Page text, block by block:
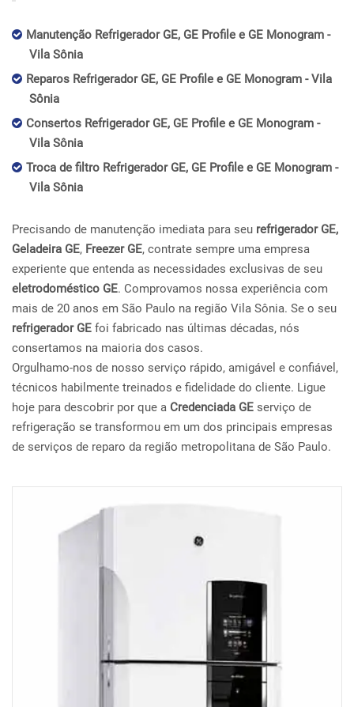
Manutenção Refrigerador GE, GE Profile e GE Monogram -
Vila Sônia
Reparos Refrigerador GE, GE Profile e GE Monogram - Vila
Sônia
Consertos Refrigerador GE, GE Profile e GE Monogram -
Vila Sônia
Troca de filtro Refrigerador GE, GE Profile e GE Monogram -
Vila Sônia
Precisando de manutenção imediata para seu refrigerador GE,
Geladeira GE, Freezer GE, contrate sempre uma empresa
experiente que entenda as necessidades exclusivas de seu
eletrodoméstico GE. Comprovamos nossa experiência com
mais de 20 anos em São Paulo na região Vila Sônia. Se o seu
refrigerador GE foi fabricado nas últimas décadas, nós
consertamos na maioria dos casos.
Orgulhamo-nos de nosso serviço rápido, amigável e confiável,
técnicos habilmente treinados e fidelidade do cliente. Ligue
hoje para descobrir por que a Credenciada GE serviço de
refrigeração se transformou em um dos principais empresas
de serviços de reparo da região metropolitana de São Paulo.